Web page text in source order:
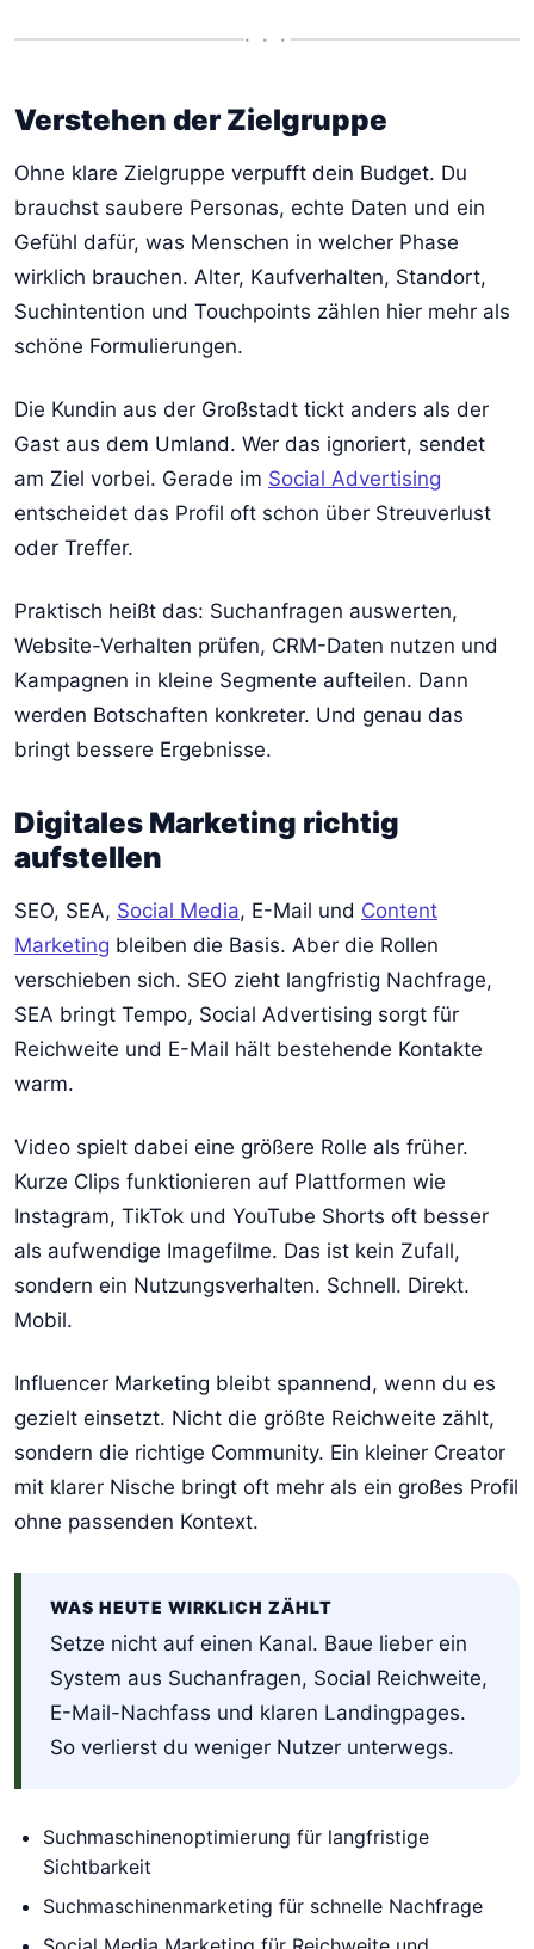
• • •
Verstehen der Zielgruppe
Ohne klare Zielgruppe verpufft dein Budget. Du
brauchst saubere Personas, echte Daten und ein
Gefühl dafür, was Menschen in welcher Phase
wirklich brauchen. Alter, Kaufverhalten, Standort,
Suchintention und Touchpoints zählen hier mehr als
schöne Formulierungen.
Die Kundin aus der Großstadt tickt anders als der
Gast aus dem Umland. Wer das ignoriert, sendet
am Ziel vorbei. Gerade im Social Advertising
entscheidet das Profil oft schon über Streuverlust
oder Treffer.
Praktisch heißt das: Suchanfragen auswerten,
Website-Verhalten prüfen, CRM-Daten nutzen und
Kampagnen in kleine Segmente aufteilen. Dann
werden Botschaften konkreter. Und genau das
bringt bessere Ergebnisse.
Digitales Marketing richtig
aufstellen
SEO, SEA, Social Media, E-Mail und Content
Marketing bleiben die Basis. Aber die Rollen
verschieben sich. SEO zieht langfristig Nachfrage,
SEA bringt Tempo, Social Advertising sorgt für
Reichweite und E-Mail hält bestehende Kontakte
warm.
Video spielt dabei eine größere Rolle als früher.
Kurze Clips funktionieren auf Plattformen wie
Instagram, TikTok und YouTube Shorts oft besser
als aufwendige Imagefilme. Das ist kein Zufall,
sondern ein Nutzungsverhalten. Schnell. Direkt.
Mobil.
Influencer Marketing bleibt spannend, wenn du es
gezielt einsetzt. Nicht die größte Reichweite zählt,
sondern die richtige Community. Ein kleiner Creator
mit klarer Nische bringt oft mehr als ein großes Profil
ohne passenden Kontext.
WAS HEUTE WIRKLICH ZÄHLT
Setze nicht auf einen Kanal. Baue lieber ein
System aus Suchanfragen, Social Reichweite,
E-Mail-Nachfass und klaren Landingpages.
So verlierst du weniger Nutzer unterwegs.
Suchmaschinenoptimierung für langfristige
Sichtbarkeit
Suchmaschinenmarketing für schnelle Nachfrage